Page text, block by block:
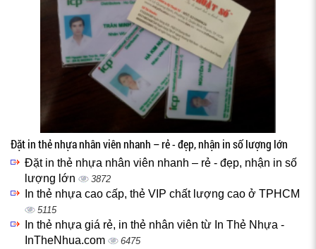
Đặt in thẻ nhựa nhân viên nhanh – rẻ - đẹp, nhận in số lượng lớn
Đặt in thẻ nhựa nhân viên nhanh – rẻ - đẹp, nhận in số
lượng lớn
3872
In thẻ nhựa cao cấp, thẻ VIP chất lượng cao ở TPHCM
5115
In thẻ nhựa giá rẻ, in thẻ nhân viên từ In Thẻ Nhựa -
InTheNhua.com
6475